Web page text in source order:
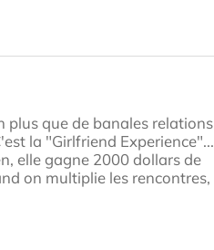
plus que de banales relations
la "Girlfriend Experience"...
elle gagne 2000 dollars de
on multiplie les rencontres,